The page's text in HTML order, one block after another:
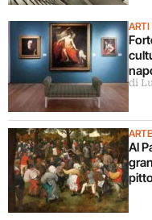
ARTI
di
Al